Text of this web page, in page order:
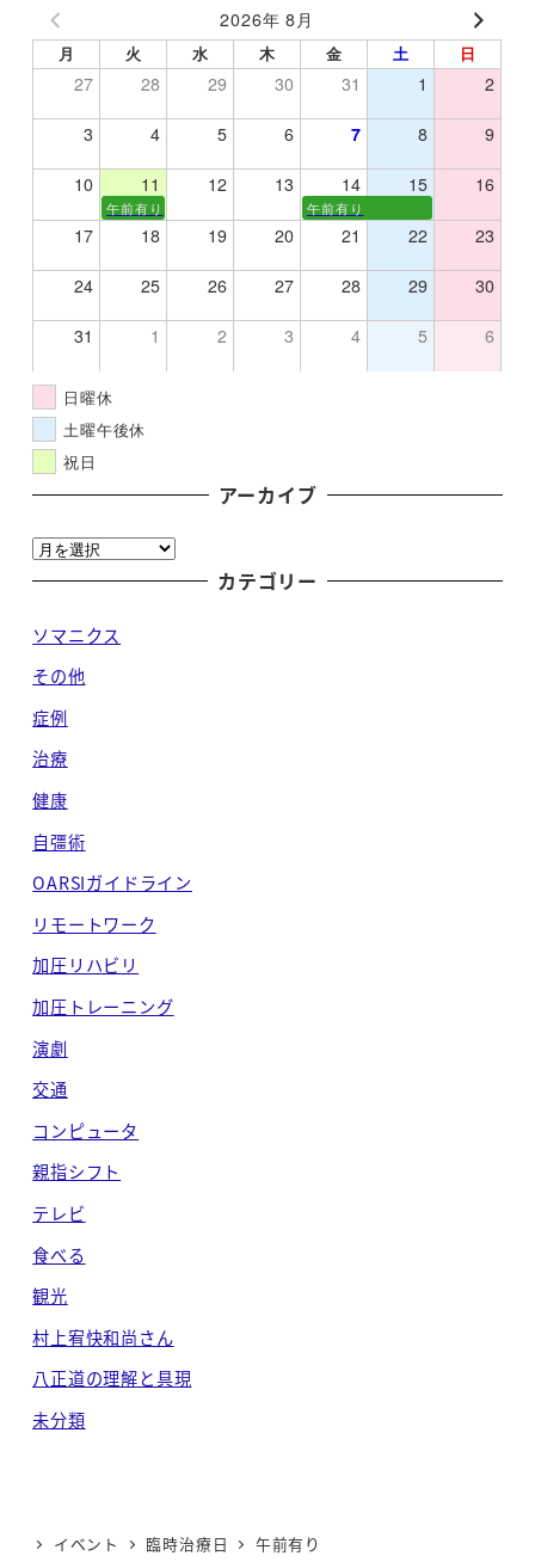
2026年 8月
月 火 水 木 金 土 日
27 28 29 30 31 1 2
3 4 5 6 7 8 9
10 11 12 13 14 15 16
午前有り 午前有り
17 18 19 20 21 22 23
24 25 26 27 28 29 30
31 1 2 3 4 5 6
日曜休
土曜午後休
祝日
アーカイブ
ア
ー
イ
ブ
カテゴリー
ソマニクス
その他
症例
治療
健康
自彊術
OARSIガイドライン
リモートワーク
加圧リハビリ
加圧トレーニング
演劇
交通
コンピュータ
親指シフト
テレビ
食べる
観光
村上宥快和尚さん
八正道の理解と具現
未分類
イベント 臨時治療日 午前有り